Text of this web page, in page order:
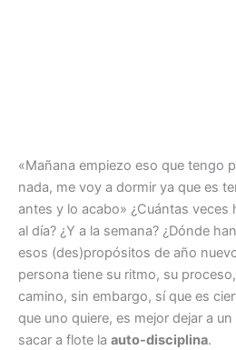
«Mañana empiezo eso que tengo
nada, me voy a dormir ya que es
antes y lo acabo» ¿Cuántas
al día? ¿Y a la semana? ¿Dónde
esos (des)propósitos de año
persona tiene su ritmo, su
camino, sin embargo, sí que es
que uno quiere, es mejor dejar a un
sacar a flote la auto-disciplina.